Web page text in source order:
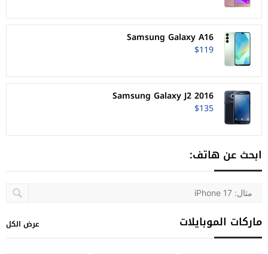
Samsung Galaxy A16
$119
Samsung Galaxy J2 2016
$135
ابحث عن هاتف:
ماركات الموبايلات عرض الكل